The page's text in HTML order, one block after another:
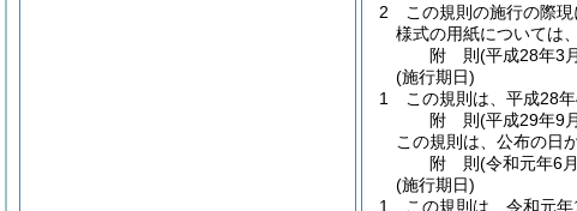
2
この規則の施行の際
様式の用紙については
附 則(平成28年3
(施行期日)
1
この規則は、平成28
附 則(平成29年9
この規則は、公布の日
附 則(令和元年6
(施行期日)
1
この規則は、令和元